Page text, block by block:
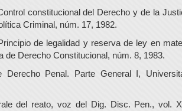
constitucional del Derecho y de la
Criminal, núm. 17, 1982.
de legalidad y reserva de ley en
de Derecho Constitucional, núm. 8, 1983.
Derecho Penal. Parte General I,
del reato, voz del Dig. Disc. Pen., vol.